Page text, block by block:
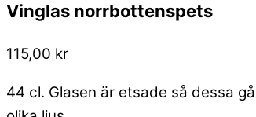
Vinglas norrbottenspets
115,00 kr
44 cl. Glasen är etsade så dessa